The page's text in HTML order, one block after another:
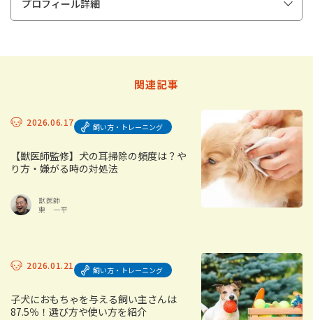
プロフィール詳細
関連記事
2026.06.17 飼い方・トレーニング
【獣医師監修】犬の耳掃除の頻度は？や
り方・嫌がる時の対処法
獣医師
東 一平
2026.01.21 飼い方・トレーニング
子犬におもちゃを与える飼い主さんは
87.5％！選び方や使い方を紹介